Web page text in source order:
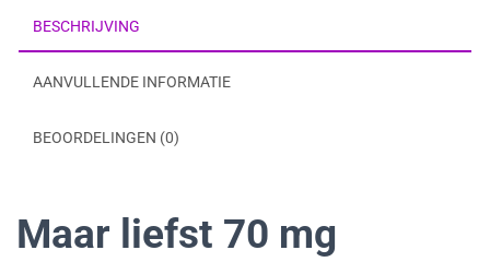
BESCHRIJVING
AANVULLENDE INFORMATIE
BEOORDELINGEN (0)
Maar liefst 70 mg